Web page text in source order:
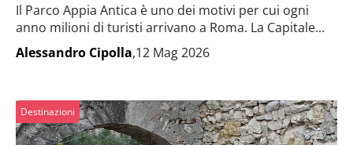
Il Parco Appia Antica è uno dei motivi per cui ogni
anno milioni di turisti arrivano a Roma. La Capitale...
Alessandro Cipolla,12 Mag 2026
Destinazioni